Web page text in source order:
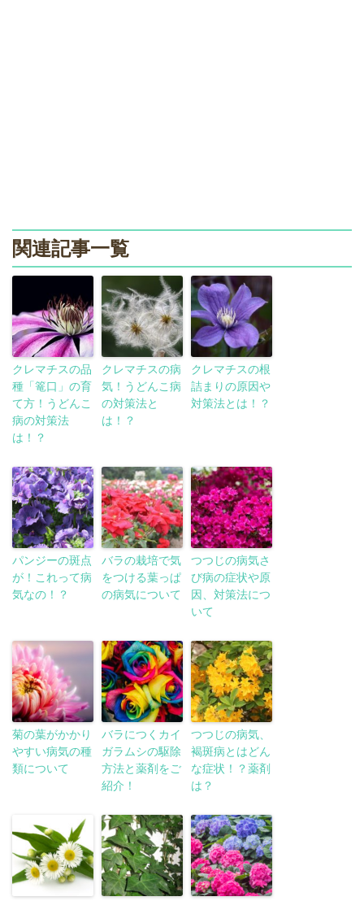
関連記事一覧
クレマチスの品
種「篭口」の育
て方！うどんこ
病の対策法
は！？
クレマチスの病
気！うどんこ病
の対策法と
は！？
クレマチスの根
詰まりの原因や
対策法とは！？
パンジーの斑点
が！これって病
気なの！？
バラの栽培で気
をつける葉っぱ
の病気について
つつじの病気さ
び病の症状や原
因、対策法につ
いて
菊の葉がかかり
やすい病気の種
類について
バラにつくカイ
ガラムシの駆除
方法と薬剤をご
紹介！
つつじの病気、
褐斑病とはどん
な症状！？薬剤
は？